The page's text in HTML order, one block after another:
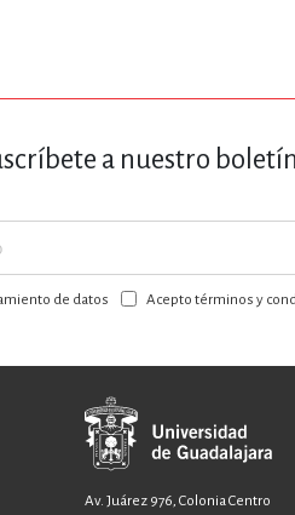
a nuestro boletín
de datos Acepto términos y
Av. Juárez 976, Colonia Centro